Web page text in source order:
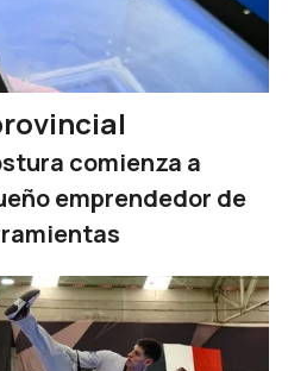
comienza a
emprendedor de